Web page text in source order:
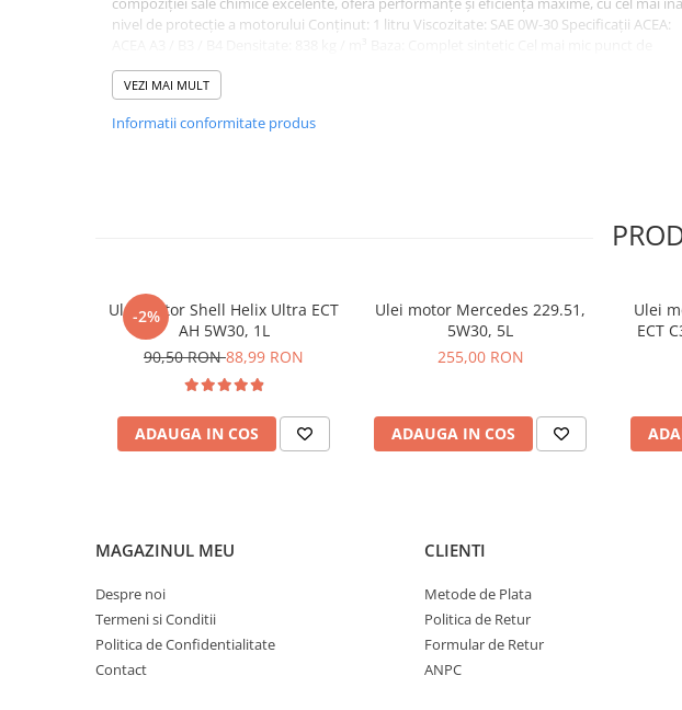
nivel de protecție a motorului Conţinut: 1 litru Viscozitate: SAE 0W-30 Specificații ACEA:
turnare: -63 ° C Viscozitate la 40 ° C: 69 mm² / s Viscozitate la 100 ° C: 12,1 mm² / s Punct
aprindere: +234 ° C Greutate: 910 g Caracteristici: -Produsul este nou Original Volvo Cod:
VEZI MAI MULT
Informatii conformitate produs
-2%
Ulei motor Shell Helix Ultra ECT
AH 5W30, 1L
90,50 RON88,99 RON
ADAUGA IN COS
Ulei motor Mercedes 229.51,
5W30, 5L
255,00 RON
ADAUGA IN COS
Ulei
ECT
MAGAZINUL MEU
Despre noi
Termeni si Conditii
Politica de Confidentialitate
Contact
CLIENTI
Metode de Plata
Politica de Retur
Formular de Retur
ANPC